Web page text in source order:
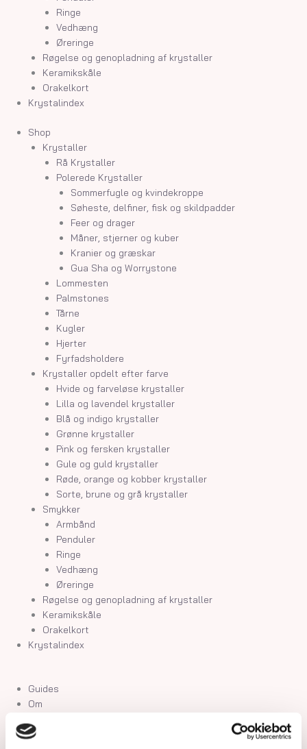
Ringe
Vedhæng
Øreringe
Røgelse og genopladning af krystaller
Keramikskåle
Orakelkort
Krystalindex
Shop
Krystaller
Rå Krystaller
Polerede Krystaller
Sommerfugle og kvindekroppe
Søheste, delfiner, fisk og skildpadder
Feer og drager
Måner, stjerner og kuber
Kranier og græskar
Gua Sha og Worrystone
Lommesten
Palmstones
Tårne
Kugler
Hjerter
Fyrfadsholdere
Krystaller opdelt efter farve
Hvide og farveløse krystaller
Lilla og lavendel krystaller
Blå og indigo krystaller
Grønne krystaller
Pink og fersken krystaller
Gule og guld krystaller
Røde, orange og kobber krystaller
Sorte, brune og grå krystaller
Smykker
Armbånd
Penduler
Ringe
Vedhæng
Øreringe
Røgelse og genopladning af krystaller
Keramikskåle
Orakelkort
Krystalindex
Guides
Om